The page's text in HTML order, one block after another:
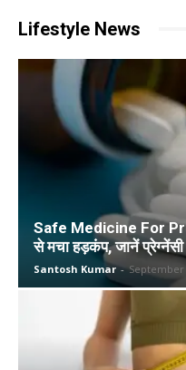
Lifestyle News
Safe Medicine For
से मचा हड़कंप, जानें प्रेग्नेंसी
Santosh Kumar - September